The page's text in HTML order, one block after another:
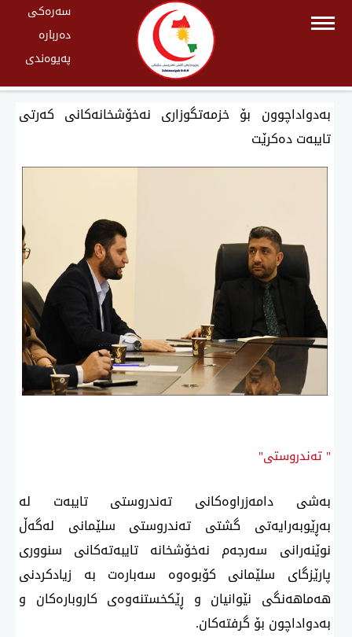
سەرەکی
دەربارە
پەیوەندی
بەدواداچوون بۆ خزمەتگوزاری نەخۆشخانەكانی كەرتی
تایبەت دەكرێت
" تەندروستی"
بەشی دامەزراوەكانی تەندروستی تایبەت لە
بەڕێوبەرایەتی گشتی تەندروستی سلێمانی لەگەڵ
نوێنەرانی سەرجەم نەخۆشخانە تایبەتەكانی سنووری
پارێزگای سلێمانی كۆبوەوە سەبارەت بە زیادكردنی
هەماهەنگی نێوانیان و ڕێكخستنەوەی كاروبارەكان و
بەدواداچون بۆ گرفتەكان.